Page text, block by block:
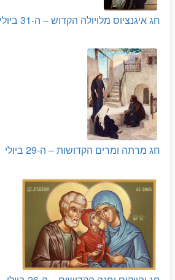
חג איגנציוס מלויולה הקדוש – ה-31 ביולי
חג מרתה ומרים הקדושות – ה-29 ביולי